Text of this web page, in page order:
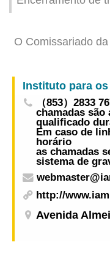
O Comissariado
Instituto para
（853）2833
chamadas são
qualificado
Em caso de
horário
as chamadas
sistema de
http://
Avenida